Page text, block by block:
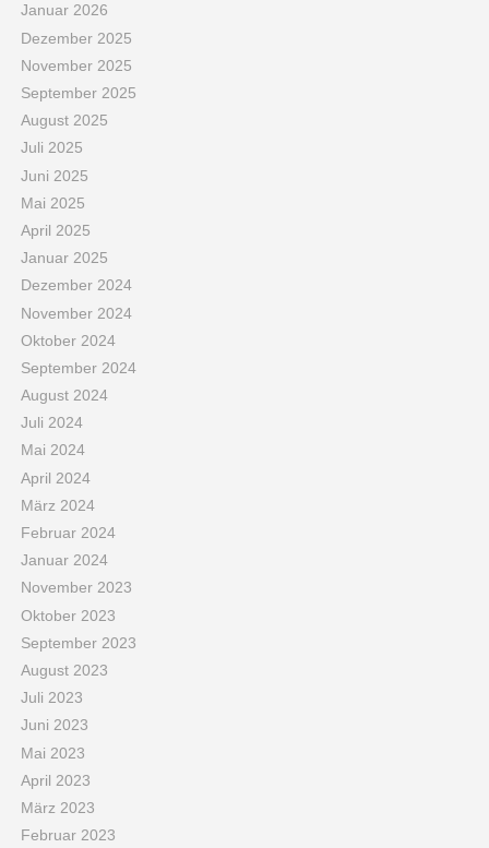
Januar 2026
Dezember 2025
November 2025
September 2025
August 2025
Juli 2025
Juni 2025
Mai 2025
April 2025
Januar 2025
Dezember 2024
November 2024
Oktober 2024
September 2024
August 2024
Juli 2024
Mai 2024
April 2024
März 2024
Februar 2024
Januar 2024
November 2023
Oktober 2023
September 2023
August 2023
Juli 2023
Juni 2023
Mai 2023
April 2023
März 2023
Februar 2023